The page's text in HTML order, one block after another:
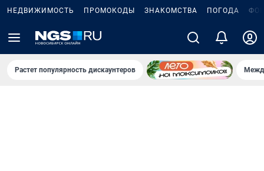
НЕДВИЖИМОСТЬ ПРОМОКОДЫ ЗНАКОМСТВА ПОГОДА
Растет популярность дискаунтеров